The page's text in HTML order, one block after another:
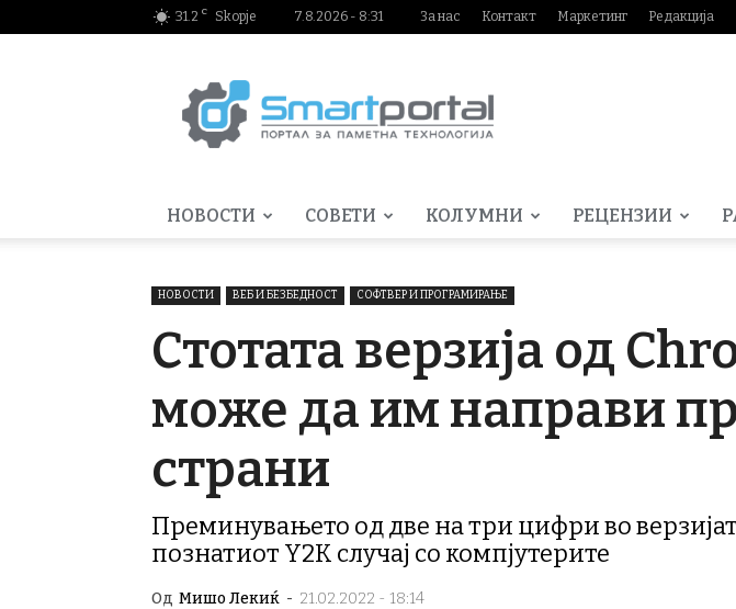
31.2 C Skopje 7.8.2026 - 8:31 За нас Контакт Маркетинг Редакција
НОВОСТИ СОВЕТИ КОЛУМНИ РЕЦЕНЗИИ
НОВОСТИ ВЕБ И БЕЗБЕДНОСТ СОФТВЕР И ПРОГРАМИРАЊЕ
Стотата верзија од
може да им направи
страни
Преминувањето од две на три цифри во
познатиот Y2K случај со компјутерите
Од Мишо Лекиќ - 21.02.2022 - 18:14